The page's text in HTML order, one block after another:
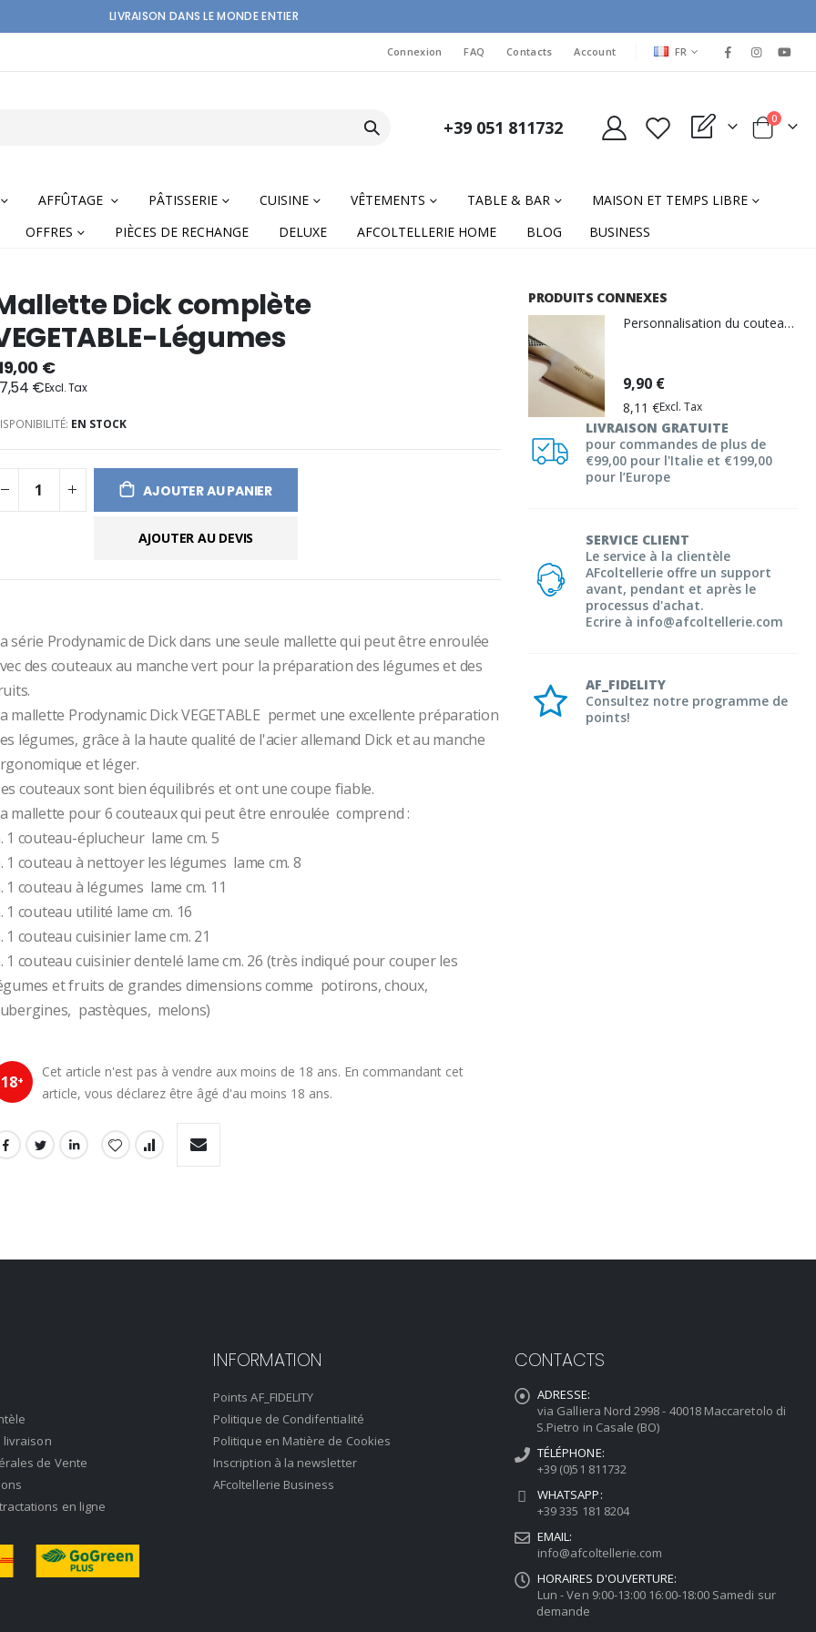
LIVRAISON DANS LE MONDE ENTIER
Connexion FAQ Contacts Account LANGUAGE
FR
+39 051 811732 My Quote Cart
0items
AFFÛTAGE PÂTISSERIE CUISINE VÊTEMENTS TABLE & BAR
MAISON ET TEMPS LIBRE
OFFRES PIÈCES DE RECHANGE DELUXE AFCOLTELLERIE HOME BLOG BUSINESS
PRODUITS CONNEXES
Personnalisation du couteau de gravure laser
9,90 €
8,11 €
LIVRAISON GRATUITE
pour commandes de plus de
€99,00 pour l'Italie et €199,00
pour l’Europe
SERVICE CLIENT
Le service à la clientèle
AFcoltellerie offre un support
avant, pendant et après le
processus d'achat.
Ecrire à info@afcoltellerie.com
AF_FIDELITY
Consultez notre programme de
points!
Dick complète
Légumes
€
€
EN STOCK
AJOUTER AU PANIER
AJOUTER AU DEVIS
série Prodynamic de Dick dans une seule mallette qui peut être enroulée
des couteaux au manche vert pour la préparation des légumes et des
mallette Prodynamic Dick VEGETABLE  permet une excellente préparation
légumes, grâce à la haute qualité de l'acier allemand Dick et au manche
et léger.
couteaux sont bien équilibrés et ont une coupe fiable.
mallette pour 6 couteaux qui peut être enroulée  comprend :
1 couteau-éplucheur  lame cm. 5
1 couteau à nettoyer les légumes  lame cm. 8
1 couteau à légumes  lame cm. 11
1 couteau utilité lame cm. 16
1 couteau cuisinier lame cm. 21
1 couteau cuisinier dentelé lame cm. 26 (très indiqué pour couper les
et fruits de grandes dimensions comme  potirons, choux,
pastèques,  melons)
18+
Cet article n'est pas à vendre aux moins de 18 ans. En commandant cet
article, vous déclarez être âgé d'au moins 18 ans.
livraison
de Vente
en ligne
INFORMATION
Points AF_FIDELITY
Politique de Condifentialité
Politique en Matière de Cookies
Inscription à la newsletter
AFcoltellerie Business
CONTACTS
ADRESSE:
via Galliera Nord 2998 - 40018 Maccaretolo di
S.Pietro in Casale (BO)
TÉLÉPHONE:
+39 (0)51 811732
WHATSAPP:
+39 335 181 8204
EMAIL:
info@afcoltellerie.com
HORAIRES D'OUVERTURE:
Lun - Ven 9:00-13:00 16:00-18:00 Samedi sur
demande